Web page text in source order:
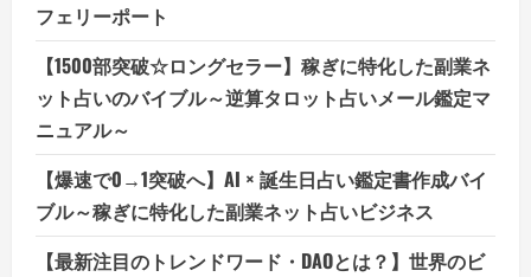
フェリーポート
【1500部突破☆ロングセラー】稼ぎに特化した副業ネ
ット占いのバイブル～逆算タロット占いメール鑑定マ
ニュアル～
【爆速で0→1突破へ】AI × 誕生日占い鑑定書作成バイ
ブル～稼ぎに特化した副業ネット占いビジネス
【最新注目のトレンドワード・DAOとは？】世界のビ